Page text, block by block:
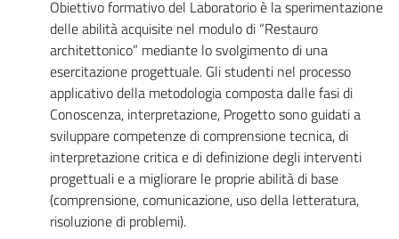
Obiettivo formativo del Laboratorio è la sperimentazione
delle abilità acquisite nel modulo di “Restauro
architettonico” mediante lo svolgimento di una
esercitazione progettuale. Gli studenti nel processo
applicativo della metodologia composta dalle fasi di
Conoscenza, interpretazione, Progetto sono guidati a
sviluppare competenze di comprensione tecnica, di
interpretazione critica e di definizione degli interventi
progettuali e a migliorare le proprie abilità di base
(comprensione, comunicazione, uso della letteratura,
risoluzione di problemi).